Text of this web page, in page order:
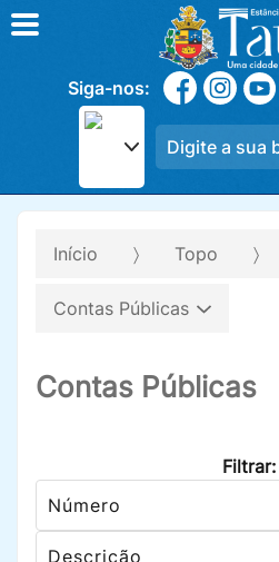
Siga-nos:
Início Topo
Contas Públicas
Contas Públicas
Filtrar: